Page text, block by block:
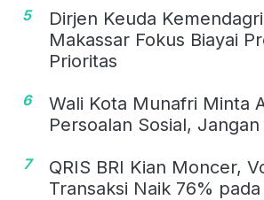
5
Dirjen Keuda
Makassar Fokus Biayai
Prioritas
6
Wali Kota Munafri Minta
Persoalan Sosial,
7
QRIS BRI Kian Moncer,
Transaksi Naik 76%